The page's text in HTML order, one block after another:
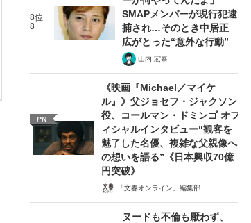
8位
8
SMAPメンバーが現行犯逮
捕され…そのとき中居正
広がとった“意外な行動”
山内 宏泰
PR
《映画『Michael／マイケ
ル』》父ジョセフ・ジャクソン
役、コールマン・ドミンゴ オフ
ィシャルインタビュー“観客を
魅了した名優、複雑な父親像へ
の想いを語る”《日本興収70億
円突破》
「文春オンライン」編集部
ヌードも不倫も厭わず、